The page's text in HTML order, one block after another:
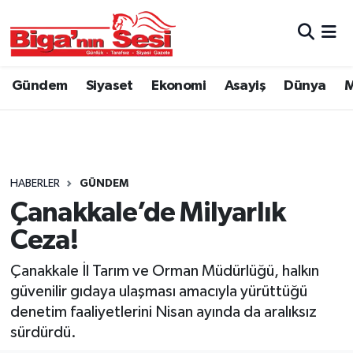
Gündem Siyaset Ekonomi Asayiş Dünya
HABERLER GÜNDEM
Çanakkale’de Milyarlık
Ceza!
Çanakkale İl Tarım ve Orman Müdürlüğü, halkın
güvenilir gıdaya ulaşması amacıyla yürüttüğü
denetim faaliyetlerini Nisan ayında da aralıksız
sürdürdü.
Asayiş
Belediye
Dünya
Eğitim
Ekonomi
Genel
Çanakkale Hava Durumu
Tüm Manşetler
Son Dakika Haberleri
Haber Arşivi